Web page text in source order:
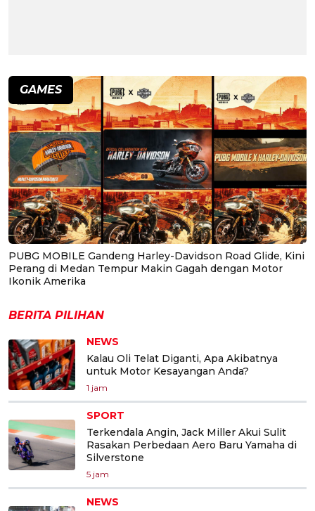
GAMES
PUBG MOBILE Gandeng Harley-Davidson Road Glide, Kini
Perang di Medan Tempur Makin Gagah dengan Motor
Ikonik Amerika
BERITA PILIHAN
NEWS
Kalau Oli Telat Diganti, Apa Akibatnya
untuk Motor Kesayangan Anda?
1 jam
SPORT
Terkendala Angin, Jack Miller Akui Sulit
Rasakan Perbedaan Aero Baru Yamaha di
Silverstone
5 jam
NEWS